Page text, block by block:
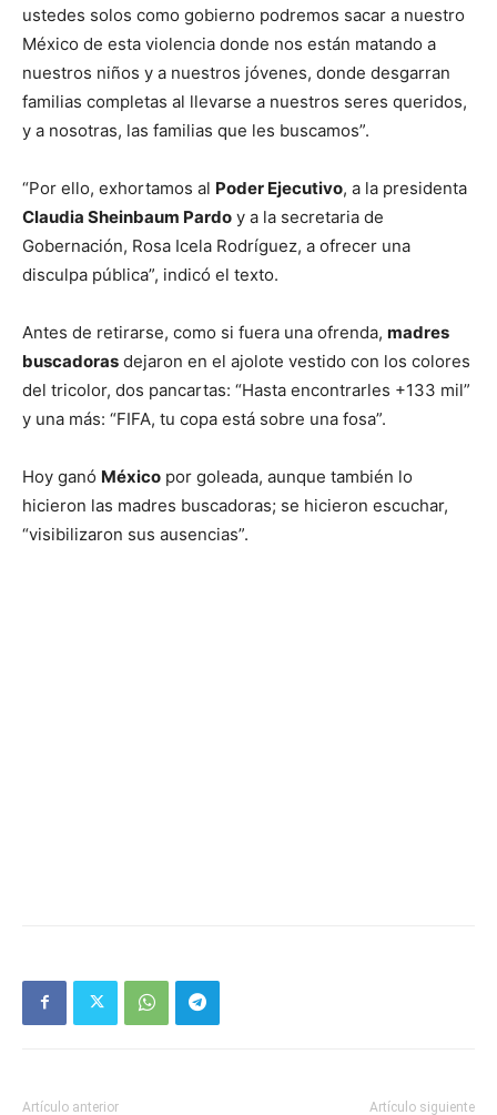
ustedes solos como gobierno podremos sacar a nuestro
México de esta violencia donde nos están matando a
nuestros niños y a nuestros jóvenes, donde desgarran
familias completas al llevarse a nuestros seres queridos,
y a nosotras, las familias que les buscamos”.
“Por ello, exhortamos al Poder Ejecutivo, a la presidenta
Claudia Sheinbaum Pardo y a la secretaria de
Gobernación, Rosa Icela Rodríguez, a ofrecer una
disculpa pública”, indicó el texto.
Antes de retirarse, como si fuera una ofrenda, madres
buscadoras dejaron en el ajolote vestido con los colores
del tricolor, dos pancartas: “Hasta encontrarles +133 mil”
y una más: “FIFA, tu copa está sobre una fosa”.
Hoy ganó México por goleada, aunque también lo
hicieron las madres buscadoras; se hicieron escuchar,
“visibilizaron sus ausencias”.
Artículo anterior Artículo siguiente